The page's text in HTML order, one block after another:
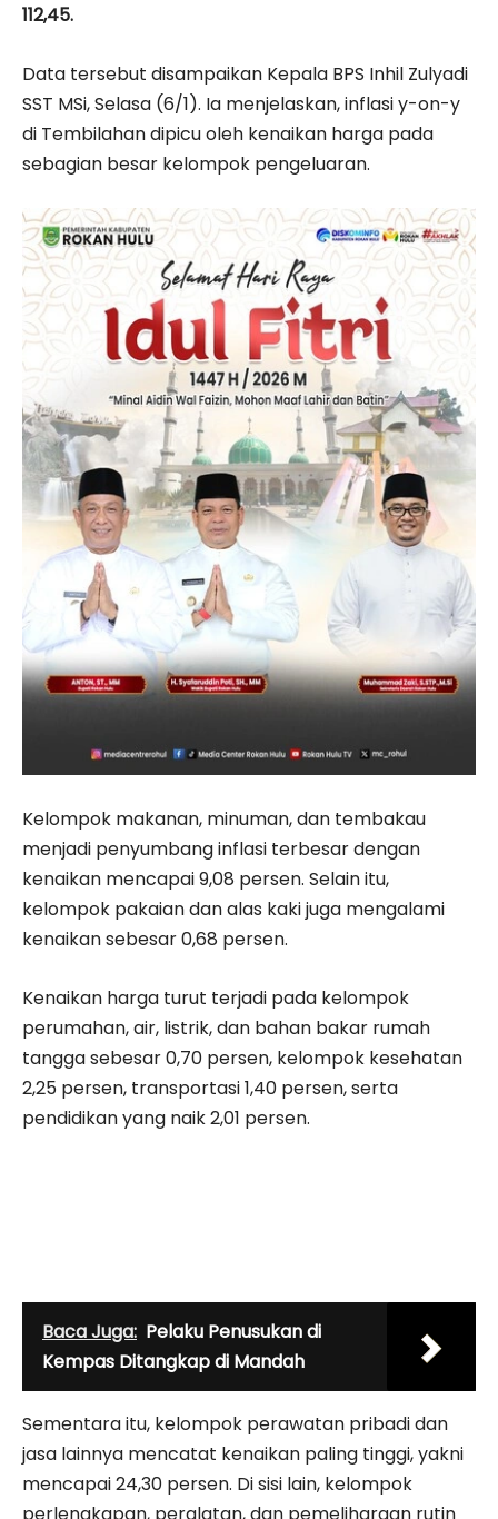
112,45.
Data tersebut disampaikan Kepala BPS Inhil Zulyadi
SST MSi, Selasa (6/1). Ia menjelaskan, inflasi y-on-y
di Tembilahan dipicu oleh kenaikan harga pada
sebagian besar kelompok pengeluaran.
Kelompok makanan, minuman, dan tembakau
menjadi penyumbang inflasi terbesar dengan
kenaikan mencapai 9,08 persen. Selain itu,
kelompok pakaian dan alas kaki juga mengalami
kenaikan sebesar 0,68 persen.
Kenaikan harga turut terjadi pada kelompok
perumahan, air, listrik, dan bahan bakar rumah
tangga sebesar 0,70 persen, kelompok kesehatan
2,25 persen, transportasi 1,40 persen, serta
pendidikan yang naik 2,01 persen.
Baca Juga: Pelaku Penusukan di
Kempas Ditangkap di Mandah
Sementara itu, kelompok perawatan pribadi dan
jasa lainnya mencatat kenaikan paling tinggi, yakni
mencapai 24,30 persen. Di sisi lain, kelompok
perlengkapan, peralatan, dan pemeliharaan rutin